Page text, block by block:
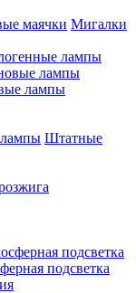
Мигалки
лампы
лампы
Штатные
подсветка